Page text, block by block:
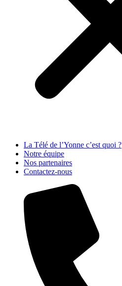
La Télé de l’Yonne c’est quoi ?
Notre équipe
Nos partenaires
Contactez-nous